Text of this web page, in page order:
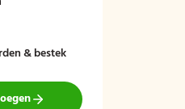
& bestek